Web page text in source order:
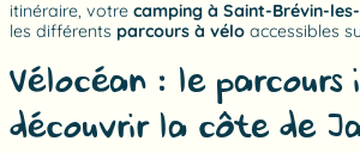
itinéraire, votre camping à Saint-Brévin-
les différents parcours à vélo accessibles
Vélocéan : le parcours
découvrir la côte de